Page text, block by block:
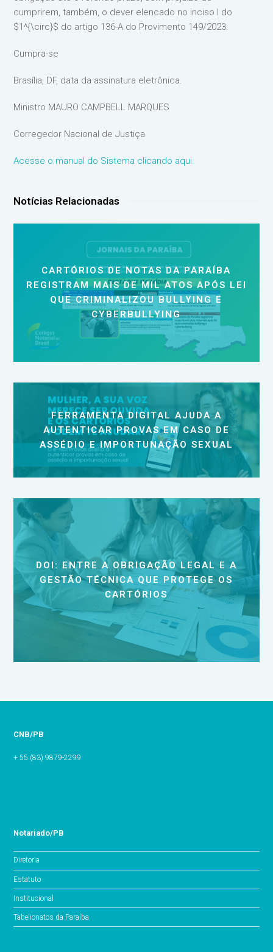
cumprirem, também, o dever elencado no inciso I do
$1^{\circ}$ do artigo 136-A do Provimento 149/2023.
Cumpra-se
Brasília, DF, data da assinatura eletrônica.
Ministro MAURO CAMPBELL MARQUES
Corregedor Nacional de Justiça
Acesse o manual do Sistema clicando aqui.
Notícias Relacionadas
CARTÓRIOS DE NOTAS DA PARAÍBA
REGISTRAM MAIS DE MIL ATOS APÓS LEI
QUE CRIMINALIZOU BULLYING E
CYBERBULLYING
FERRAMENTA DIGITAL AJUDA A
AUTENTICAR PROVAS EM CASO DE
ASSÉDIO E IMPORTUNAÇÃO SEXUAL
DOI: ENTRE A OBRIGAÇÃO LEGAL E A
GESTÃO TÉCNICA QUE PROTEGE OS
CARTÓRIOS
CNB/PB
+ 55 (83) 9879-2299
Notariado/PB
Diretoria
Estatuto
Institucional
Tabelionatos da Paraíba